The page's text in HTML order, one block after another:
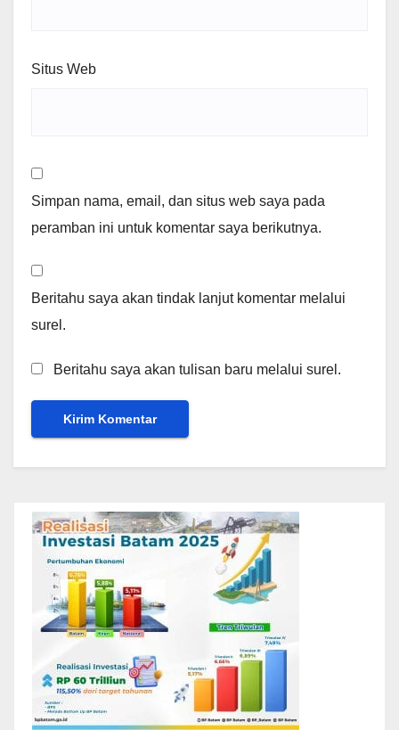
Situs Web
Simpan nama, email, dan situs web saya pada
peramban ini untuk komentar saya berikutnya.
Beritahu saya akan tindak lanjut komentar melalui
surel.
Beritahu saya akan tulisan baru melalui surel.